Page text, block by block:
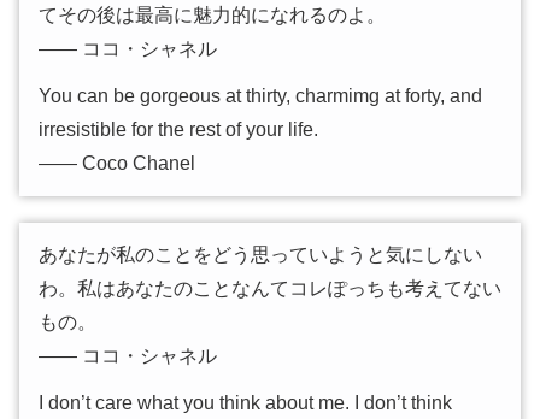
てその後は最高に魅力的になれるのよ。
―― ココ・シャネル
You can be gorgeous at thirty, charmimg at forty, and
irresistible for the rest of your life.
―― Coco Chanel
あなたが私のことをどう思っていようと気にしない
わ。私はあなたのことなんてコレぽっちも考えてない
もの。
―― ココ・シャネル
I don’t care what you think about me. I don’t think